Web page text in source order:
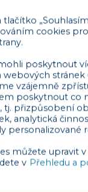
a
mnoho
chutnější a
programu
–
spolupráci
mapovat
farmářky a
během
jsem je
cookies
poskytnout
stránek
vzájemně
poskytnout co
tj. přizpůsobení
analytická
personalizované
můžete upravit v
v Přehledu a